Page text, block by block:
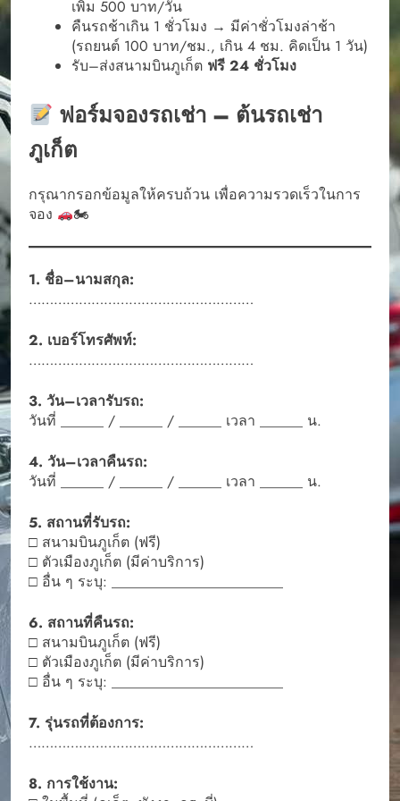
เพิ่ม 500 บาท/วัน
คืนรถช้าเกิน 1 ชั่วโมง → มีค่าชั่วโมงล่าช้า
(รถยนต์ 100 บาท/ชม., เกิน 4 ชม. คิดเป็น 1 วัน)
รับ–ส่งสนามบินภูเก็ต ฟรี 24 ชั่วโมง
ฟอร์มจองรถเช่า – ต้นรถเช่า
ภูเก็ต
กรุณากรอกข้อมูลให้ครบถ้วน เพื่อความรวดเร็วในการ
จอง
🏍
1. ชื่อ–นามสกุล:
………………………………………………
2. เบอร์โทรศัพท์:
………………………………………………
3. วัน–เวลารับรถ:
วันที่ ______ / ______ / ______ เวลา ______ น.
4. วัน–เวลาคืนรถ:
วันที่ ______ / ______ / ______ เวลา ______ น.
5. สถานที่รับรถ:
□ สนามบินภูเก็ต (ฟรี)
□ ตัวเมืองภูเก็ต (มีค่าบริการ)
□ อื่น ๆ ระบุ: ________________________
6. สถานที่คืนรถ:
□ สนามบินภูเก็ต (ฟรี)
□ ตัวเมืองภูเก็ต (มีค่าบริการ)
□ อื่น ๆ ระบุ: ________________________
7. รุ่นรถที่ต้องการ:
………………………………………………
8. การใช้งาน: